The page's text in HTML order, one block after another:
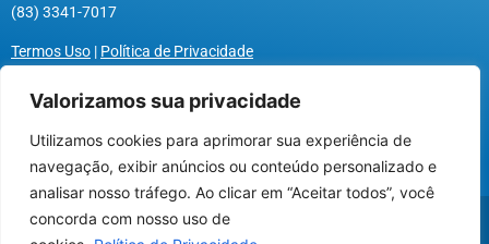
Utilizamos cookies para oferecer melhor
experiência, melhorar o desempenho, analisar
como você interage em nosso site e
personalizar conteúdo.
Valorizamos sua privacidade
Utilizamos cookies para aprimorar sua experiência de
navegação, exibir anúncios ou conteúdo personalizado e
analisar nosso tráfego. Ao clicar em “Aceitar todos”, você
concorda com nosso uso de
(83) 3341-7017
Termos Uso | Política de Privacidade
@2026 Associação Carismática Católica São Pio X
Desenvolvido pelaROX